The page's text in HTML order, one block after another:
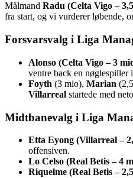
Målmand Radu (Celta Vigo –
fra start, og vi vurderer løbende,
Forsvarsvalg i Liga
Alonso (Celta Vigo – 3
ventre back en nøglespiller
Foyth (3 mio), Marian
Villarreal startede med
Midtbanevalg i Liga
Etta Eyong (Villarreal –
offensiven.
Lo Celso (Real Betis – 4
Riquelme (Real Betis –